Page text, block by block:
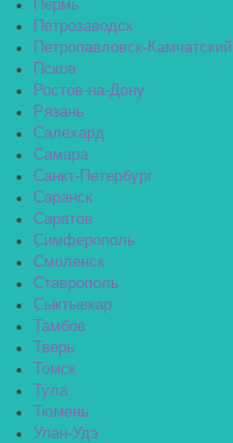
Пермь
Петрозаводск
Петропавловск-Камчатский
Псков
Ростов-на-Дону
Рязань
Салехард
Самара
Санкт-Петербург
Саранск
Саратов
Симферополь
Смоленск
Ставрополь
Сыктывкар
Тамбов
Тверь
Томск
Тула
Тюмень
Улан-Удэ